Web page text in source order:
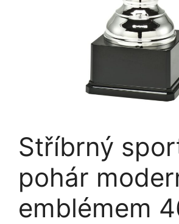
Stříbrný
pohár
emblémem